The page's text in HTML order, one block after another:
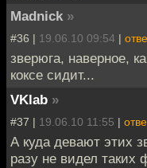
Madnick »
#36 | 19.06.10 09:54 |
зверюга, наверное,
коксе сидит...
VKlab »
#37 | 19.06.10 11:55 |
А куда девают этих
разу не видел таких